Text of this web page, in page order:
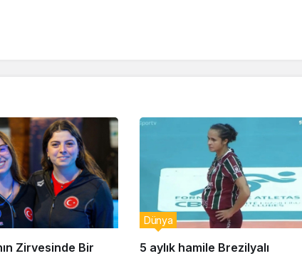
Zirvesinde Bir
5 aylık hamile Brezilyalı
Dünya